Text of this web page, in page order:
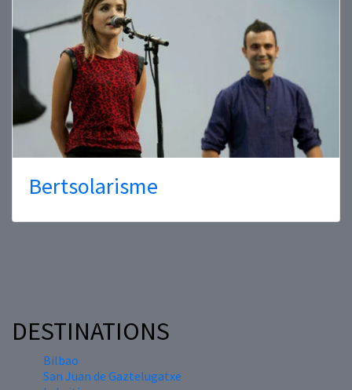
Bertsolarisme
DESTINATIONS
Bilbao
San Juan de Gaztelugatxe